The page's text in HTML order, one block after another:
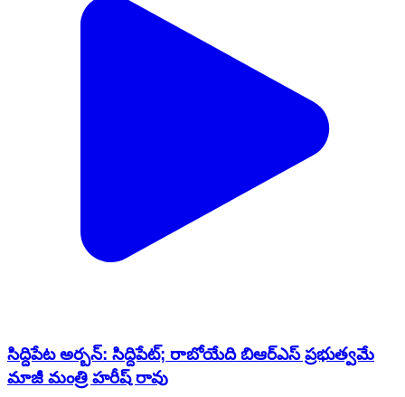
సిద్దిపేట అర్బన్: సిద్దిపేట్; రాబోయేది బిఆర్ఎస్ ప్రభుత్వమే
మాజీ మంత్రి హరీష్ రావు